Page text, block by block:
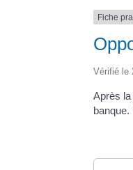
Fiche
Vérifié le
Après